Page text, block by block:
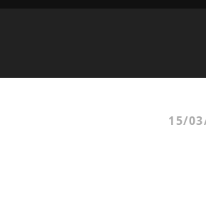
15/